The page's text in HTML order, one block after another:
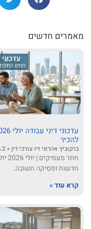
מאמרים חדשים
להכיר
ברקוביץ אהרוני זיו עורכי דין
חדשות ופסיקה חשובה.
קרא עוד »